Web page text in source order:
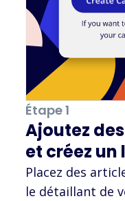
Étape 1
Ajoutez
et créez
Placez des
le détaillant de